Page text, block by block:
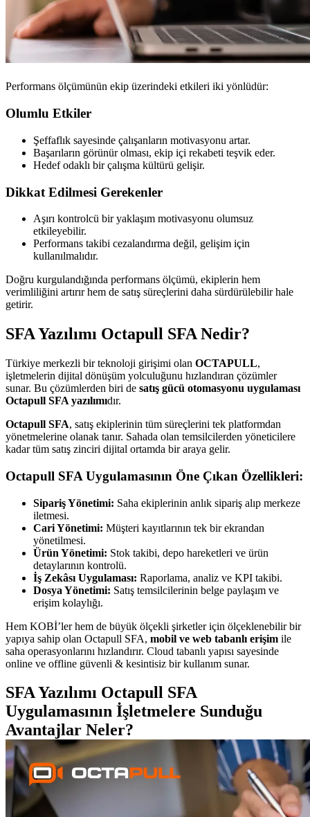
Performans ölçümünün ekip üzerindeki etkileri iki yönlüdür:
Olumlu Etkiler
Şeffaflık sayesinde çalışanların motivasyonu artar.
Başarıların görünür olması, ekip içi rekabeti teşvik eder.
Hedef odaklı bir çalışma kültürü gelişir.
Dikkat Edilmesi Gerekenler
Aşırı kontrolcü bir yaklaşım motivasyonu olumsuz
etkileyebilir.
Performans takibi cezalandırma değil, gelişim için
kullanılmalıdır.
Doğru kurgulandığında performans ölçümü, ekiplerin hem
verimliliğini artırır hem de satış süreçlerini daha sürdürülebilir hale
getirir.
SFA Yazılımı Octapull SFA Nedir?
Türkiye merkezli bir teknoloji girişimi olan OCTAPULL,
işletmelerin dijital dönüşüm yolculuğunu hızlandıran çözümler
sunar. Bu çözümlerden biri de satış gücü otomasyonu uygulaması
Octapull SFA yazılımıdır.
Octapull SFA, satış ekiplerinin tüm süreçlerini tek platformdan
yönetmelerine olanak tanır. Sahada olan temsilcilerden yöneticilere
kadar tüm satış zinciri dijital ortamda bir araya gelir.
Octapull SFA Uygulamasının Öne Çıkan Özellikleri:
Sipariş Yönetimi: Saha ekiplerinin anlık sipariş alıp merkeze
iletmesi.
Cari Yönetimi: Müşteri kayıtlarının tek bir ekrandan
yönetilmesi.
Ürün Yönetimi: Stok takibi, depo hareketleri ve ürün
detaylarının kontrolü.
İş Zekâsı Uygulaması: Raporlama, analiz ve KPI takibi.
Dosya Yönetimi: Satış temsilcilerinin belge paylaşım ve
erişim kolaylığı.
Hem KOBİ’ler hem de büyük ölçekli şirketler için ölçeklenebilir bir
yapıya sahip olan Octapull SFA, mobil ve web tabanlı erişim ile
saha operasyonlarını hızlandırır. Cloud tabanlı yapısı sayesinde
online ve offline güvenli & kesintisiz bir kullanım sunar.
SFA Yazılımı Octapull SFA
Uygulamasının İşletmelere Sunduğu
Avantajlar Neler?